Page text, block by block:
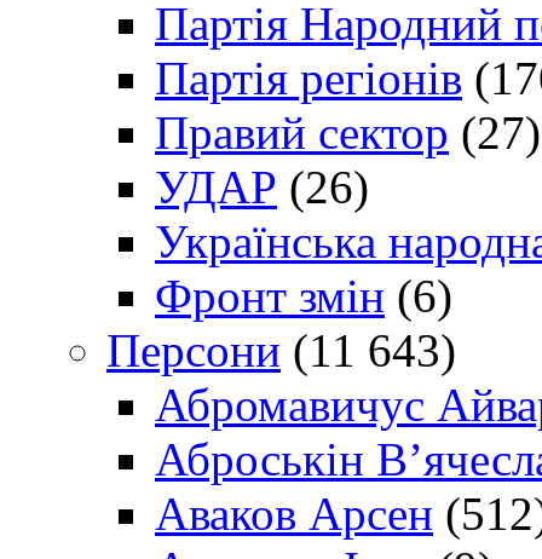
Партія Народний
Партія регіонів
Правий сектор (27)
УДАР (26)
Українська
Фронт змін (6)
Персони (11 643)
Абромавичус
Аброськін
Аваков Арсен